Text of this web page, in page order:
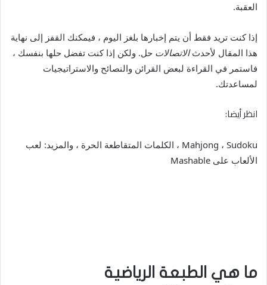
العقبة.
إذا كنت تريد فقط أن يتم إخبارها بلغز اليوم ، فيمكنك القفز إلى نهاية
هذا المقال لأحدثالاتصالات حل. ولكن إذا كنت تفضل حلها بنفسك ،
فاستمر في القراءة لبعض القرائن والنصائح والاستراتيجيات
لمساعدتك.
انظر أيضا:
Mahjong ، Sudoku ، الكلمات المتقاطعة الحرة ، والمزيد: لعب
الألعاب على Mashable
ما هي الطبعة الرياضية